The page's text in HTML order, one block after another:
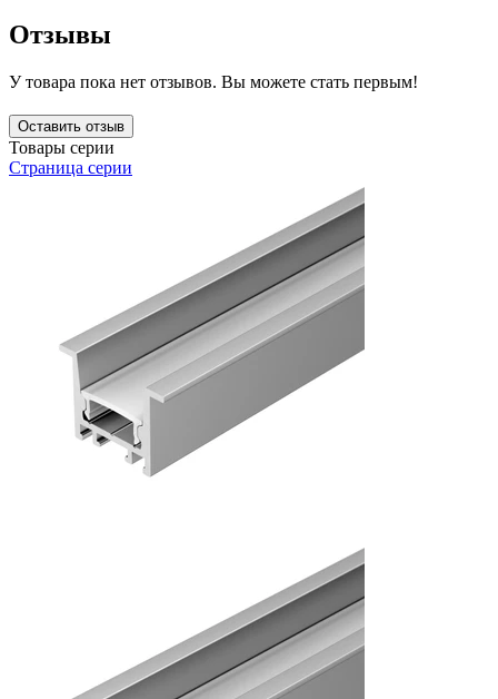
Отзывы
У товара пока нет отзывов. Вы можете стать первым!
Оставить отзыв
Товары серии
Страница серии